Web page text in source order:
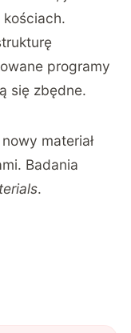
kościach.
programy
się zbędne.
materiał
Badania
.